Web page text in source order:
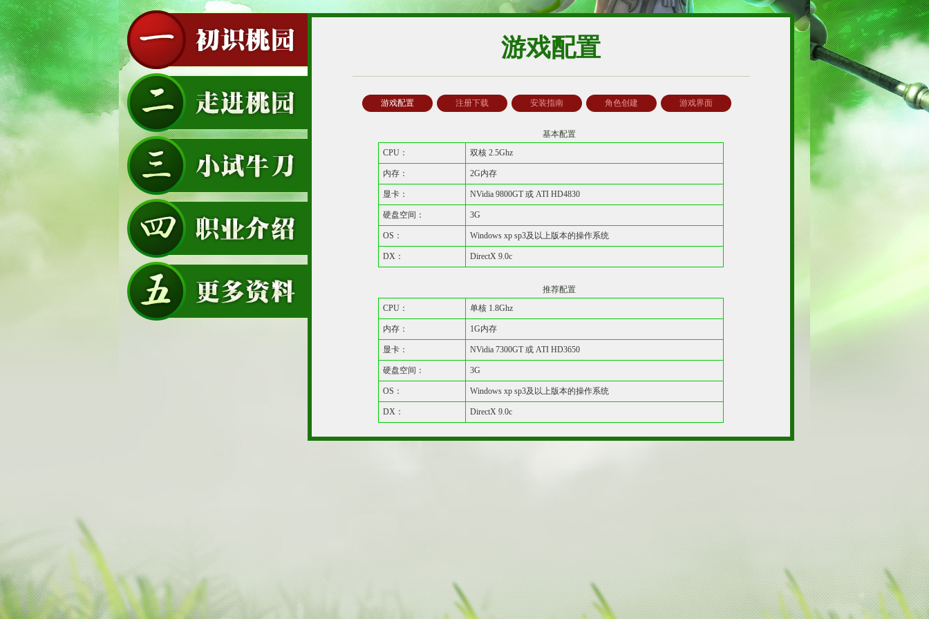
游戏配置
游戏配置 注册下载 安装指南 角色创建 游戏界面
基本配置
CPU：
双核 2.5Ghz
内存： 2G内存
显卡： NVidia 9800GT 或 ATI HD4830
硬盘空间： 3G
OS： Windows xp sp3及以上版本的操作系统
DX： DirectX 9.0c
推荐配置
CPU：
单核 1.8Ghz
内存： 1G内存
显卡： NVidia 7300GT 或 ATI HD3650
硬盘空间： 3G
OS： Windows xp sp3及以上版本的操作系统
DX： DirectX 9.0c